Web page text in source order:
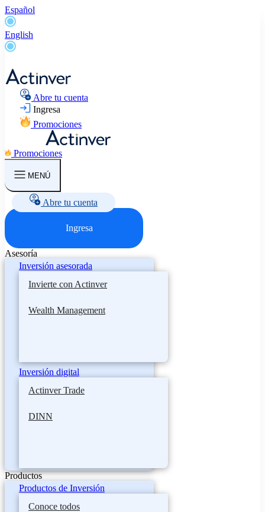
Español
English
Abre tu cuenta
Ingresa
Promociones
Promociones
MENÚ
Abre tu cuenta
Ingresa
Asesoría
Inversión asesorada
Invierte con Actinver
Wealth Management
Inversión digital
Actinver Trade
DINN
Productos
Productos de Inversión
Conoce todos